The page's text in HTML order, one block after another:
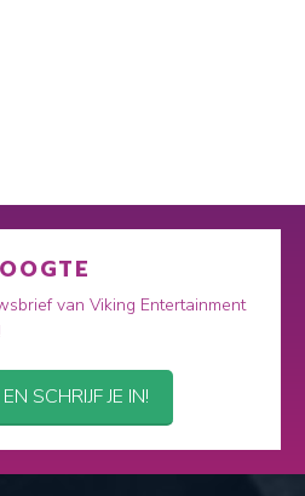
van Viking Entertainment
SCHRIJF JE IN!